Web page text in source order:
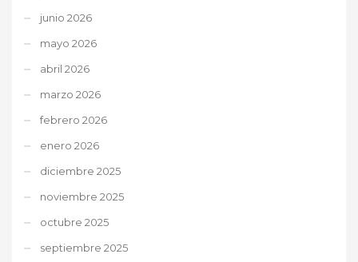
junio 2026
mayo 2026
abril 2026
marzo 2026
febrero 2026
enero 2026
diciembre 2025
noviembre 2025
octubre 2025
septiembre 2025